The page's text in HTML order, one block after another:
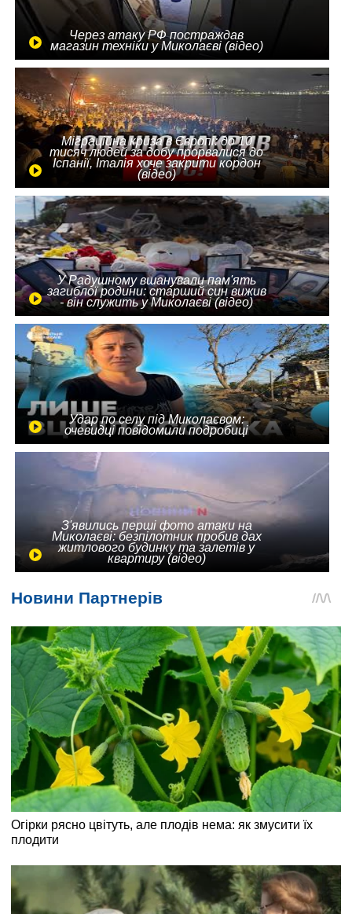
Через атаку РФ постраждав
магазин техніки у Миколаєві (відео)
Міграційна криза в Європі: до 10
тисяч людей за добу прорвалися до
Іспанії, Італія хоче закрити кордон
(відео)
У Радушному вшанували пам'ять
загиблої родини: старший син вижив
- він служить у Миколаєві (відео)
Удар по селу під Миколаєвом:
очевидці повідомили подробиці
З'явились перші фото атаки на
Миколаєві: безпілотник пробив дах
житлового будинку та залетів у
квартиру (відео)